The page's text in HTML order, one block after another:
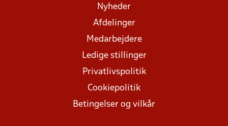
Nyheder
Afdelinger
Medarbejdere
Ledige stillinger
Privatlivspolitik
Cookiepolitik
Betingelser og vilkår